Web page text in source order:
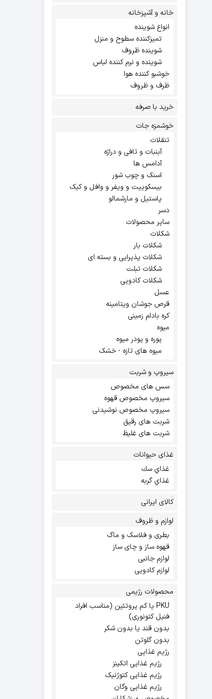
خانه و آشپزخانه
انواع شوینده
تمیزکننده سطوح و منزل
شوینده ظروف
شوینده و نرم کننده لباس
خوشبو کننده هوا
ظرف و ظروف
خرید با صرفه
خوشمزه جات
تنقلات
آبنبات و تافی و دراژه
آدامس ها
اسنک و چوب شور
بیسکوییت و ویفر و وافل و کیک
پاستیل و مارشمالو
دسر
سایر محصولات
شکلات
شکلات بار
شکلات پذیرایی و بسته ای
شکلات تبلت
شکلات کادویی
عسل
قرص جوشان ویتامینه
کره بادام زمینی
میوه
پوره و پودر میوه
میوه های تازه - خشک
سیروپ و شربت
سس های مخصوص
سیروپ مخصوص قهوه
سیروپ مخصوص نوشیدنی
شربت های رقیق
شربت های غلیظ
غذای حیوانات
غذاي سك
غذاي گربه
کالای ایرانی
لوازم و ظروف
بطری و فلاسک و ماگ
قهوه ساز و چای ساز
لوازم جانبی
لوازم کادویی
محصولات رژیمی
PKU یا کم پروتئین (مناسب افراد
فنیل کتونوری)
بدون قند یا بدون شکر
بدون گلوتن
رژیم غذایی
رژیم غذایی اتکینز
رژیم غذایی کتوژنیک
رژیم غذایی وگان